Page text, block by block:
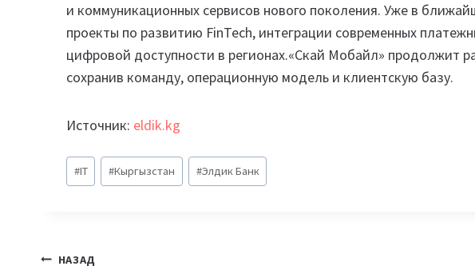
и коммуникационных сервисов нового поколения. Уже в
проекты по развитию FinTech, интеграции современных
цифровой доступности в регионах.«Скай Мобайл» продолжит
сохранив команду, операционную модель и клиентскую базу.
Источник: eldik.kg
Метки
записи:
#IT #Кыргызстан #Элдик Банк
НАЗАД